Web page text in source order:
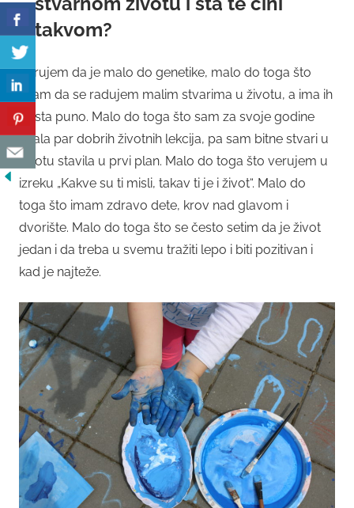
takvom?
Verujem da je malo do genetike, malo do toga što
znam da se radujem malim stvarima u životu, a ima ih
zaista puno. Malo do toga što sam za svoje godine
imala par dobrih životnih lekcija, pa sam bitne stvari u
životu stavila u prvi plan. Malo do toga što verujem u
izreku „Kakve su ti misli, takav ti je i život“. Malo do
toga što imam zdravo dete, krov nad glavom i
dvorište. Malo do toga što se često setim da je život
jedan i da treba u svemu tražiti lepo i biti pozitivan i
kad je najteže.